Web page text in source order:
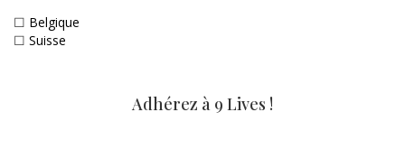
☐ Belgique
☐ Suisse
Adhérez à 9 Lives !